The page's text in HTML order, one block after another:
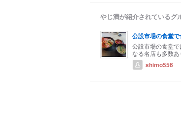
やじ満が紹介されているグ
公設市場の食堂
公設市場の食堂
なる名店も多数あ
shimo556